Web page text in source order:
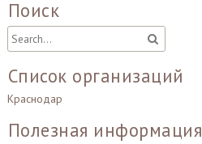
Поиск
Список организаций
Краснодар
Полезная информация